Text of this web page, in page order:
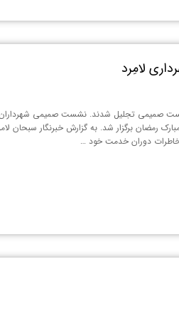
لامِرد
صمیمی تجلیل شدند. نشست صمیمی شهرداران
رمضان برگزار شد. به گزارش خبرنگار سبحان
دوران خدمت خود …